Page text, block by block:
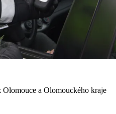
a Olomouckého kraje